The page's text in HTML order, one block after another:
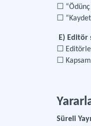
☐ “Ödünç
☐
E) Editör
☐
☐
Süreli